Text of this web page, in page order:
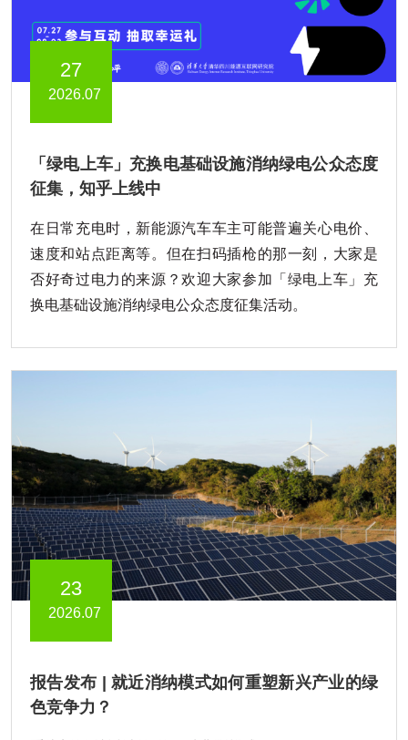
27
2026.07
「绿电上车」充换电基础设施消纳绿电公众态度
征集，知乎上线中
在日常充电时，新能源汽车车主可能普遍关心电价、
速度和站点距离等。但在扫码插枪的那一刻，大家是
否好奇过电力的来源？欢迎大家参加「绿电上车」充
换电基础设施消纳绿电公众态度征集活动。
23
2026.07
报告发布 | 就近消纳模式如何重塑新兴产业的绿
色竞争力？